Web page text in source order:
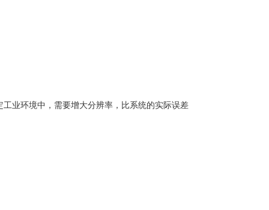
业环境中，需要增大分辨率，比系统的实际误差